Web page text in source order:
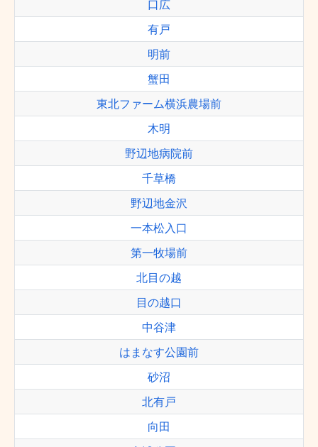
口広
有戸
明前
蟹田
東北ファーム横浜農場前
木明
野辺地病院前
千草橋
野辺地金沢
一本松入口
第一牧場前
北目の越
目の越口
中谷津
はまなす公園前
砂沼
北有戸
向田